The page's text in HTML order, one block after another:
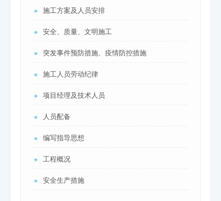
🔹 施工方案及人员安排
🔹 安全、质量、文明施工
🔹 突发事件预防措施、疫情防控措施
🔹 施工人员劳动纪律
🔹 项目经理及技术人员
🔹 人员配备
🔹 编写指导思想
🔹 工程概况
🔹 安全生产措施